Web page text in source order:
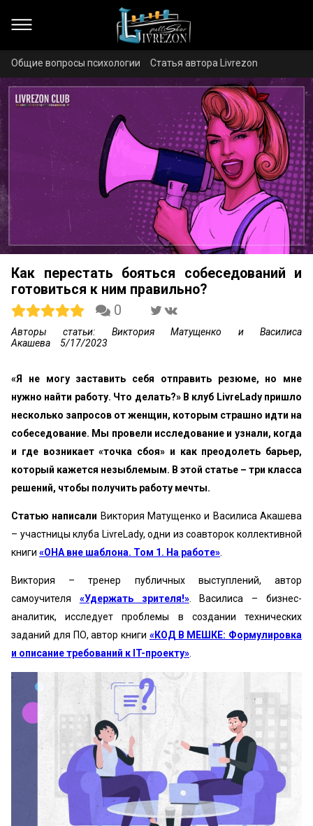
Общие вопросы психологии Статья автора Livrezon
Как перестать бояться собеседований и
готовиться к ним правильно?
0
Авторы статьи: Виктория Матущенко и Василиса
Акашева
5/17/2023
«Я не могу заставить себя отправить резюме, но мне
нужно найти работу. Что делать?» В клуб LivreLady пришло
несколько запросов от женщин, которым страшно идти на
собеседование. Мы провели исследование и узнали, когда
и где возникает «точка сбоя» и как преодолеть барьер,
который кажется незыблемым. В этой статье – три класса
решений, чтобы получить работу мечты.
Статью написали Виктория Матущенко и Василиса Акашева
– участницы клуба LivreLady, одни из соавторок коллективной
книги «ОНА вне шаблона. Том 1. На работе»
Виктория – тренер публичных выступлений, автор
самоучителя «Удержать зрителя!». Василиса – бизнес-
аналитик, исследует проблемы в создании технических
заданий для ПО, автор книги «КОД В МЕШКЕ: Формулировка
и описание требований к IT-проекту»